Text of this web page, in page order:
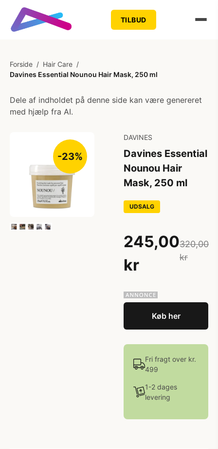
TILBUD
Forside / Hair Care /
Davines Essential Nounou Hair Mask, 250 ml
Dele af indholdet på denne side kan være genereret
med hjælp fra AI.
-23%
DAVINES
Davines Essential
Nounou Hair
Mask, 250 ml
UDSALG
245,00
kr
320,00
kr
Køb her
Fri fragt over kr.
499
1-2 dages
levering